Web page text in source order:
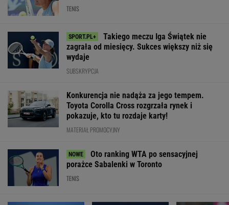
TENIS
Takiego meczu Iga Świątek nie
zagrała od miesięcy. Sukces większy niż się
wydaje
SUBSKRYPCJA
Konkurencja nie nadąża za jego tempem.
Toyota Corolla Cross rozgrzała rynek i
pokazuje, kto tu rozdaje karty!
MATERIAŁ PROMOCYJNY
Oto ranking WTA po sensacyjnej
porażce Sabalenki w Toronto
TENIS